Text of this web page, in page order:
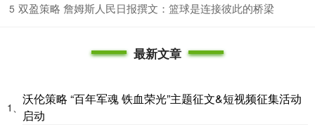
5 ​双盈策略 詹姆斯人民日报撰文：篮球是连接彼此的桥梁
最新文章
1、
沃伦策略 “百年军魂 铁血荣光”主题征文&短视频征集活动
启动